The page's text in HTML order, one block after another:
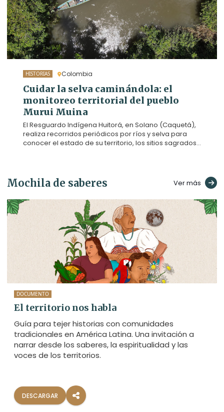
HISTORIAS Colombia
Cuidar la selva caminándola: el
monitoreo territorial del pueblo
Murui Muina
El Resguardo Indígena Huitorá, en Solano (Caquetá),
realiza recorridos periódicos por ríos y selva para
conocer el estado de su territorio, los sitios sagrados
acompañó uno de estos trayectos por el río Orotuya.
Mochila de saberes Ver más
DOCUMENTO
El territorio nos habla
Guía para tejer historias con comunidades
tradicionales en América Latina. Una invitación a
narrar desde los saberes, la espiritualidad y las
voces de los territorios.
DESCARGAR